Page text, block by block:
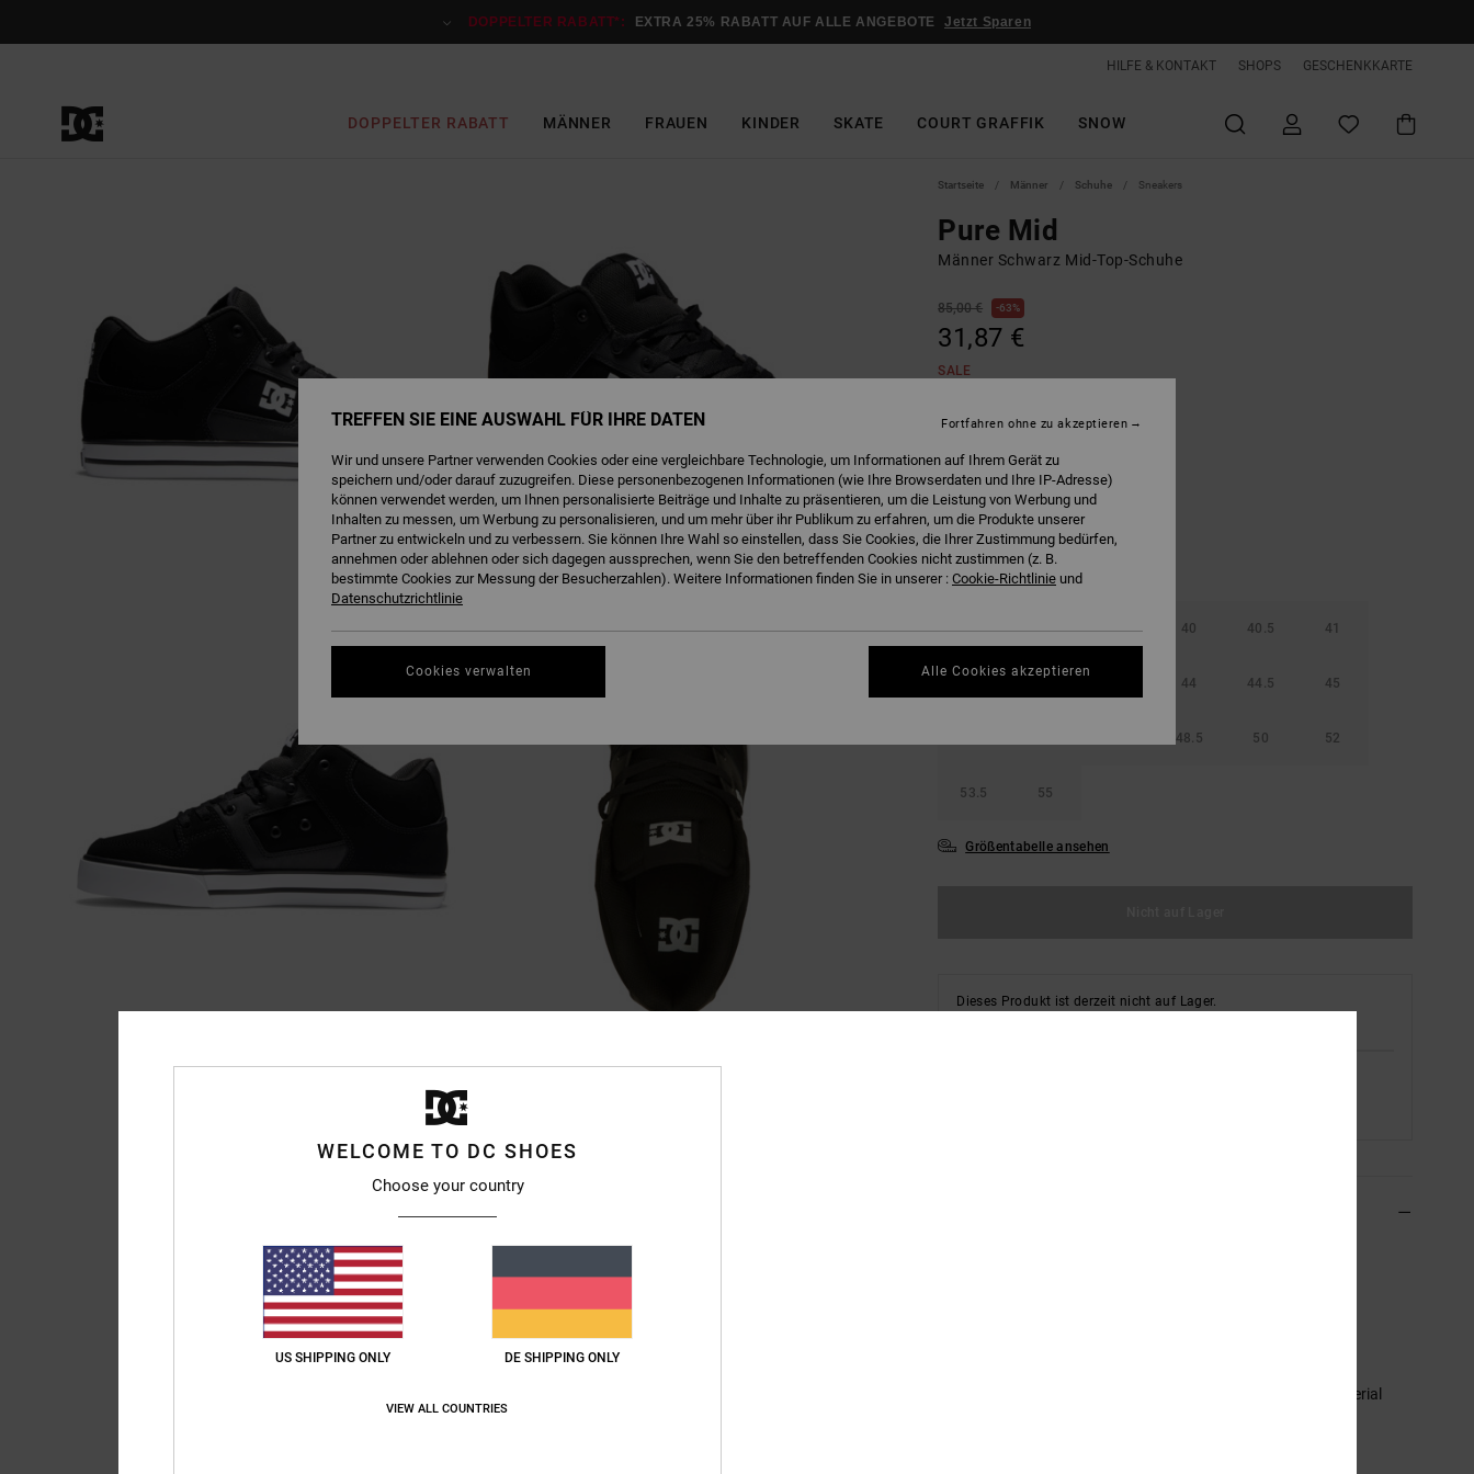
DOPPELTER RABATT*: EXTRA 25% RABATT AUF ALLE ANGEBOTE Jetzt Sparen
HILFE & KONTAKT SHOPS GESCHENKKARTE
DOPPELTER RABATT MÄNNER FRAUEN KINDER SKATE COURT GRAFFIK SNOW
Startseite Männer Schuhe Sneakers
Pure Mid
Männer Schwarz Mid-Top-Schuhe
85,00 € 63%
31,87 €
SALE
FarbeBlack/white
38 38.5 39 40 40.5 41
42.5 44 44.5 45
48.5 50 52
53.5 55
Größentabelle ansehen
Dieses Produkt ist derzeit nicht auf Lager.
Obermaterial: Leder-, Nubukleder- oder Wildlederobermaterial
WELCOME TO DC SHOES
Choose your country
US SHIPPING ONLY DE SHIPPING ONLY
VIEW ALL COUNTRIES
TREFFEN SIE EINE AUSWAHL FÜR IHRE DATEN
Wir und unsere Partner verwenden Cookies oder eine vergleichbare Technologie, um Informationen auf Ihrem Gerät zu
speichern und/oder darauf zuzugreifen. Diese personenbezogenen Informationen (wie Ihre Browserdaten und Ihre IP-Adresse)
können verwendet werden, um Ihnen personalisierte Beiträge und Inhalte zu präsentieren, um die Leistung von Werbung und
Inhalten zu messen, um Werbung zu personalisieren, und um mehr über ihr Publikum zu erfahren, um die Produkte unserer
Partner zu entwickeln und zu verbessern. Sie können Ihre Wahl so einstellen, dass Sie Cookies, die Ihrer Zustimmung bedürfen,
annehmen oder ablehnen oder sich dagegen aussprechen, wenn Sie den betreffenden Cookies nicht zustimmen (z. B.
bestimmte Cookies zur Messung der Besucherzahlen). Weitere Informationen finden Sie in unserer : Cookie-Richtlinie und
Datenschutzrichtlinie
Cookies verwalten
Fortfahren ohne zu akzeptieren
Alle Cookies akzeptieren